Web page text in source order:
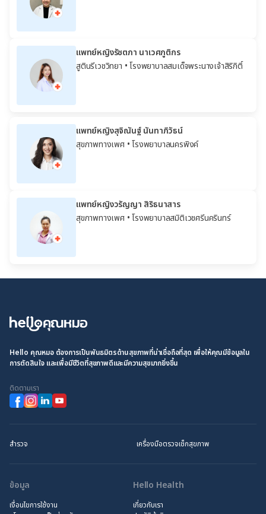
แพทย์หญิงรัชตภา นาเวศภูติกร
สูตินรีเวชวิทยา • โรงพยาบาลสมเด็จพระนางเจ้าสิริกิติ์
แพทย์หญิงสุจิณันฐ์ นันทาภิวัธน์
สุขภาพทางเพศ• โรงพยาบาลนครพิงค์
แพทย์หญิงวรัญญา สิริธนาสาร
สุขภาพทางเพศ• โรงพยาบาลสมิติเวชศรีนครินทร์
Hello คุณหมอ ต้องการเป็นพันธมิตรด้านสุขภาพที่น่าเชื่อถือที่สุด เพื่อให้คุณมีข้อมูลใน
การตัดสินใจ และเพื่อมีชีวิตที่สุขภาพดีและมีความสุขมากยิ่งขึ้น
ติดตามเรา
สำรวจ เครื่องมือตรวจเช็กสุขภาพ
ข้อมูล
เงื่อนไขการใช้งาน
Hello Health
เกี่ยวกับเรา